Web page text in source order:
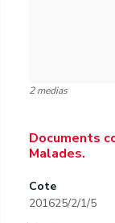
2 medias
Documents
Malades.
Cote
201625/2/1/5